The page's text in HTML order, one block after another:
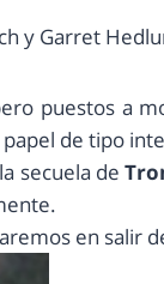
y Garret
puestos a
de tipo
secuela de
en salir